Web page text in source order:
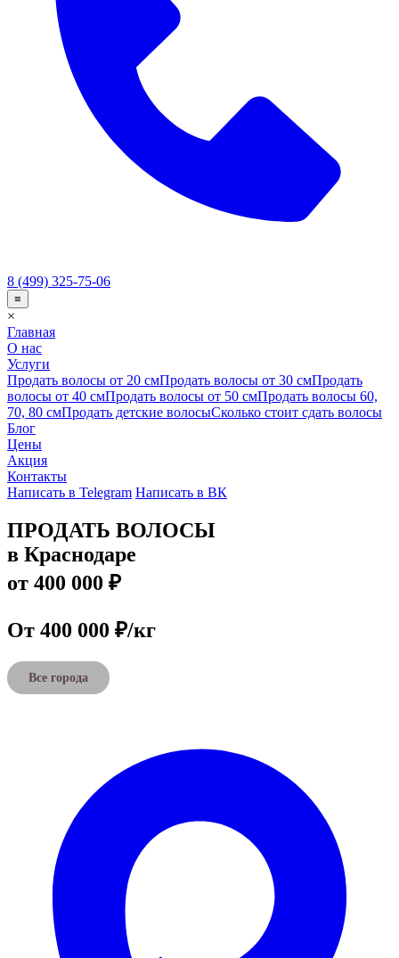
8 (499) 325-75-06
≡
×
Главная
О нас
Услуги
Продать волосы от 20 смПродать волосы от 30 смПродать
волосы от 40 смПродать волосы от 50 смПродать волосы 60,
70, 80 смПродать детские волосыСколько стоит сдать волосы
Блог
Цены
Акция
Контакты
Написать в Telegram Написать в ВК
ПРОДАТЬ ВОЛОСЫ
в Краснодаре
от 400 000 ₽
От 400 000 ₽/кг
Все города